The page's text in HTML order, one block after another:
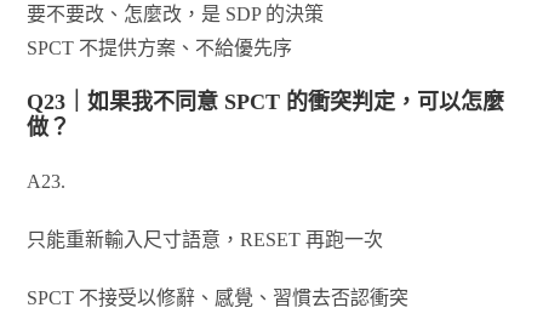
要不要改、怎麼改，是 SDP 的決策
SPCT 不提供方案、不給優先序
Q23｜如果我不同意 SPCT 的衝突判定，可以怎麼
做？
A23.
只能重新輸入尺寸語意，RESET 再跑一次
SPCT 不接受以修辭、感覺、習慣去否認衝突